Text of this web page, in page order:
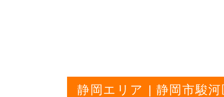
静岡エリア | 静岡市駿河